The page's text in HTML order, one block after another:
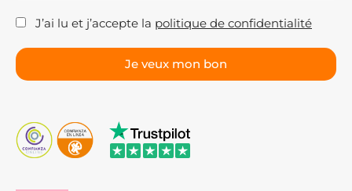
J’ai lu et j’accepte la politique de confidentialité